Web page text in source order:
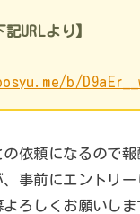
記URLより】
b/
の依頼になるので
、事前にエントリ
ろしくお願いしま